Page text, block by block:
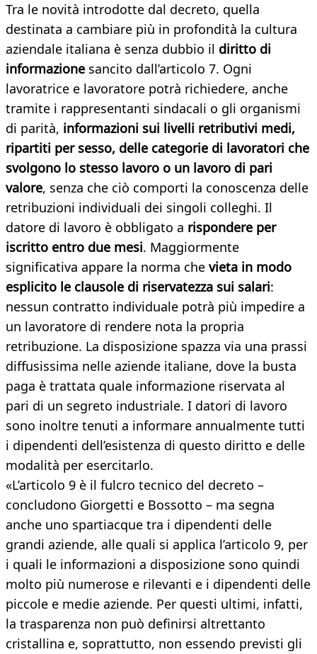
Tra le novità introdotte dal decreto, quella
destinata a cambiare più in profondità la cultura
aziendale italiana è senza dubbio il diritto di
informazione sancito dall’articolo 7. Ogni
lavoratrice e lavoratore potrà richiedere, anche
tramite i rappresentanti sindacali o gli organismi
di parità, informazioni sui livelli retributivi medi,
ripartiti per sesso, delle categorie di lavoratori che
svolgono lo stesso lavoro o un lavoro di pari
valore, senza che ciò comporti la conoscenza delle
retribuzioni individuali dei singoli colleghi. Il
datore di lavoro è obbligato a rispondere per
iscritto entro due mesi. Maggiormente
significativa appare la norma che vieta in modo
esplicito le clausole di riservatezza sui salari:
nessun contratto individuale potrà più impedire a
un lavoratore di rendere nota la propria
retribuzione. La disposizione spazza via una prassi
diffusissima nelle aziende italiane, dove la busta
paga è trattata quale informazione riservata al
pari di un segreto industriale. I datori di lavoro
sono inoltre tenuti a informare annualmente tutti
i dipendenti dell’esistenza di questo diritto e delle
modalità per esercitarlo.
«L’articolo 9 è il fulcro tecnico del decreto –
concludono Giorgetti e Bossotto – ma segna
anche uno spartiacque tra i dipendenti delle
grandi aziende, alle quali si applica l’articolo 9, per
i quali le informazioni a disposizione sono quindi
molto più numerose e rilevanti e i dipendenti delle
piccole e medie aziende. Per questi ultimi, infatti,
la trasparenza non può definirsi altrettanto
cristallina e, soprattutto, non essendo previsti gli